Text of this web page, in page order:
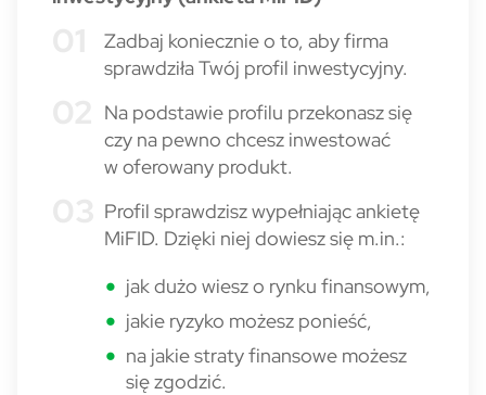
Zadbaj koniecznie o to, aby firma
sprawdziła Twój profil inwestycyjny.
Na podstawie profilu przekonasz się
czy na pewno chcesz inwestować
w oferowany produkt.
Profil sprawdzisz wypełniając ankietę
MiFID. Dzięki niej dowiesz się m.in.:
jak dużo wiesz o rynku finansowym,
jakie ryzyko możesz ponieść,
na jakie straty finansowe możesz
się zgodzić.